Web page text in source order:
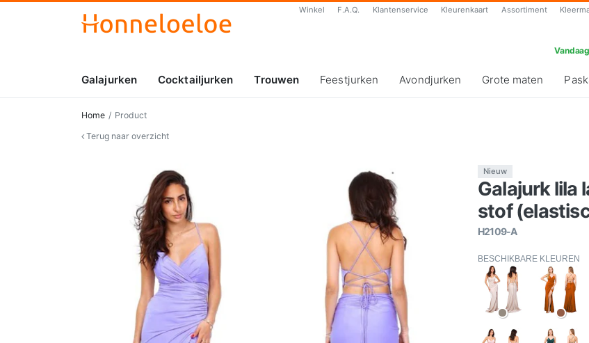
Winkel F.A.Q. Klantenservice Kleurenkaart Assortiment
Galajurken Cocktailjurken Trouwen Feestjurken Avondjurken Grote maten
Home
Product
Terug naar overzicht
Nieuw
Galajurk lila
stof
H2109-A
BESCHIKBARE KLEUREN